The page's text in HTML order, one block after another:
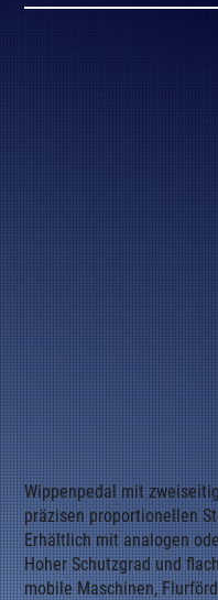
Wippenpedal mit
präzisen proportionellen
Erhältlich mit analogen
Hoher Schutzgrad und
mobile Maschinen,